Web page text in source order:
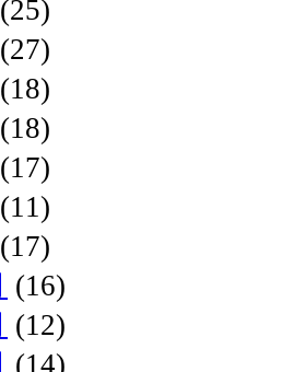
(25)
(27)
(18)
(18)
(17)
(11)
(17)
(16)
(12)
(14)